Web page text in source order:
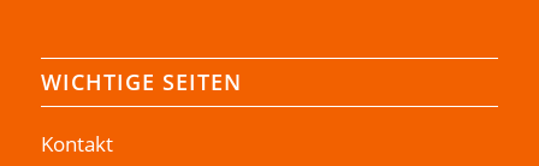
WICHTIGE SEITEN
Kontakt